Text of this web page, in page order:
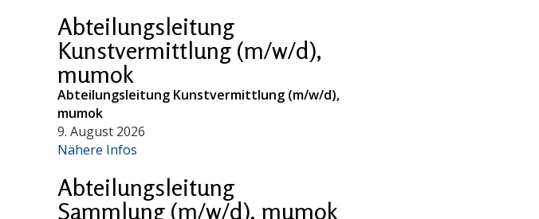
Abteilungsleitung
Kunstvermittlung (m/w/d),
mumok
Abteilungsleitung Kunstvermittlung (m/w/d),
mumok
9. August 2026
Nähere Infos
Abteilungsleitung
Sammlung (m/w/d), mumok